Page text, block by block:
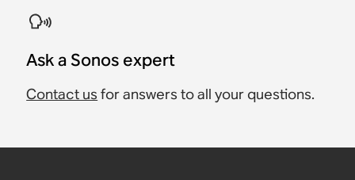
Ask a Sonos expert
Contact us for answers to all your questions.